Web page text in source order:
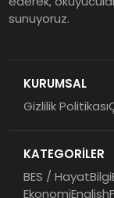
sunuyoruz.
KURUMSAL
Gizlilik Politikası
KATEGORİLER
BES / HayatBilgi
EkonomiEnglish